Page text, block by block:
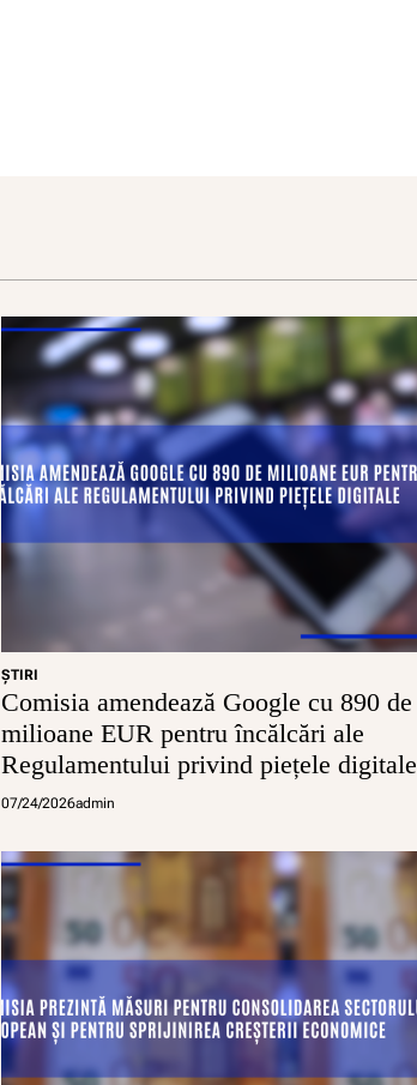
ŞTIRI
Comisia amendează Google cu 890 de
milioane EUR pentru încălcări ale
Regulamentului privind piețele digitale
07/24/2026admin